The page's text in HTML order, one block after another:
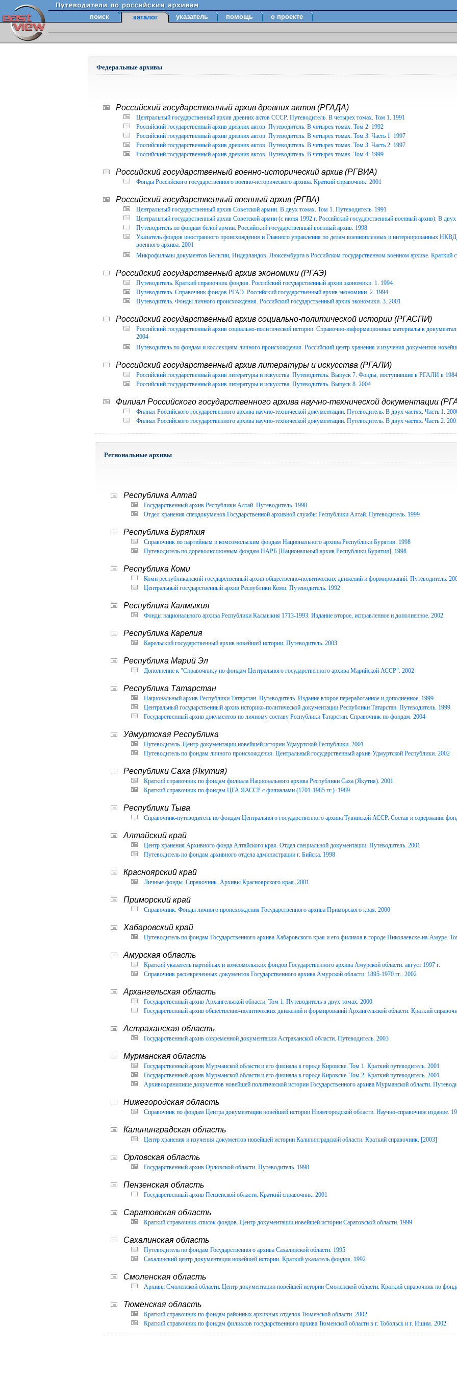
поиск каталог указатель помощь о проекте
Федеральные архивы
Российский государственный архив древних актов (РГАДА)
Центральный государственный архив древних актов СССР. Путеводитель. В четырех томах. Том 1. 1991
Российский государственный архив древних актов. Путеводитель. В четырех томах. Том 2. 1992
Российский государственный архив древних актов. Путеводитель. В четырех томах. Том 3. Часть 1. 1997
Российский государственный архив древних актов. Путеводитель. В четырех томах. Том 3. Часть 2. 1997
Российский государственный архив древних актов. Путеводитель. В четырех томах. Том 4. 1999
Российский государственный военно-исторический архив (РГВИА)
Фонды Российского государственного военно-исторического архива. Краткий справочник. 2001
Российский государственный военный архив (РГВА)
Центральный государственный архив Советской армии. В двух томах. Том 1. Путеводитель. 1991
Центральный государственный архив Советской армии (с июня 1992 г. Российский государственный военный архив). В
Путеводитель по фондам белой армии. Российский государственный военный архив. 1998
Указатель фондов иностранного происхождения и Главного управления по делам военнопленных и интернированных
военного архива. 2001
Микрофильмы документов Бельгии, Нидерландов, Люксембурга в Российском государственном военном архиве. Краткий
Российский государственный архив экономики (РГАЭ)
Путеводитель. Краткий справочник фондов. Российский государственный архив экономики. 1. 1994
Путеводитель. Справочник фондов РГАЭ. Российский государственный архив экономики. 2. 1994
Путеводитель. Фонды личного происхождения. Российский государственный архив экономики. 3. 2001
Российский государственный архив социально-политической истории (РГАСПИ)
Российский государственный архив социально-политической истории. Справочно-информационные материалы к
2004
Путеводитель по фондам и коллекциям личного происхождения. Российский центр хранения и изучения документов
Российский государственный архив литературы и искусства (РГАЛИ)
Российский государственный архив литературы и искусства. Путеводитель. Выпуск 7. Фонды, поступившие в РГАЛИ в
Российский государственный архив литературы и искусства. Путеводитель. Выпуск 8. 2004
Филиал Российского государственного архива научно-технической документации
Филиал Российского государственного архива научно-технической документации. Путеводитель. В двух частях. Часть 1.
Филиал Российского государственного архива научно-технической документации. Путеводитель. В двух частях. Часть 2.
Региональные архивы
Республика Алтай
Государственный архив Республики Алтай. Путеводитель. 1998
Отдел хранения спецдокуменов Государственной архивной службы Республики Алтай. Путеводитель. 1999
Республика Бурятия
Справочник по партийным и комсомольским фондам Национального архива Республики Бурятия. 1998
Путеводитель по дореволюционным фондам НАРБ [Национальный архив Республики Бурятия]. 1998
Республика Коми
Коми республиканский государственный архив общественно-политических движений и формирований. Путеводитель.
Центральный государственный архив Республики Коми. Путеводитель. 1992
Республика Калмыкия
Фонды национального архива Республики Калмыкия 1713-1993. Издание второе, исправленное и дополненное. 2002
Республика Карелия
Карельский государственный архив новейшей истории. Путеводитель. 2003
Республика Марий Эл
Дополнение к "Справочнику по фондам Центрального государственного архива Марийской АССР". 2002
Республика Татарстан
Национальный архив Республики Татарстан. Путеводитель. Издание второе переработанное и дополненное. 1999
Центральный государственный архив историко-политической документации Республики Татарстан. Путеводитель. 1999
Государственный архив документов по личному составу Республики Татарстан. Справочник по фондам. 2004
Удмуртская Республика
Путеводитель. Центр документации новейшей истории Удмуртской Республики. 2001
Путеводитель по фондам личного происхождения. Центральный государственный архив Удмуртской Республики. 2002
Республики Саха (Якутия)
Краткий справочник по фондам филиала Национального архива Республики Саха (Якутия). 2001
Краткий справочник по фондам ЦГА ЯАССР с филиалами (1701-1985 гг.). 1989
Республики Тыва
Справочник-путеводитель по фондам Центрального государственного архива Тувинской АССР. Состав и содержание
Алтайский край
Центр хранения Архивного фонда Алтайского края. Отдел специальной документации. Путеводитель. 2001
Путеводитель по фондам архивного отдела администрации г. Бийска. 1998
Красноярский край
Личные фонды. Справочник. Архивы Красноярского края. 2001
Приморский край
Справочник. Фонды личного происхождения Государственного архива Приморского края. 2000
Хабаровский край
Путеводитель по фондам Государственного архива Хабаровского края и его филиала в городе Николаевске-на-Амуре.
Амурская область
Краткий указатель партийных и комсомольских фондов Государственного архива Амурской области. август 1997 г.
Справочник рассекреченных документов Государственного архива Амурской области. 1895-1970 гг.. 2002
Архангельская область
Государственный архив Архангельской области. Том 1. Путеводитель в двух томах. 2000
Государственный архив общественно-политических движений и формирований Архангельской области. Краткий
Астраханская область
Государственный архив современной документации Астраханской области. Путеводитель. 2003
Мурманская область
Государственный архив Мурманской области и его филиала в городе Кировске. Том 1. Краткий путеводитель. 2001
Государственный архив Мурманской области и его филиала в городе Кировске. Том 2. Краткий путеводитель. 2001
Архивохранилище документов новейшей политической истории Государственного архива Мурманской области.
Нижегородская область
Справочник по фондам Центра документации новейшей истории Нижегородской области. Научно-справочное издание.
Калининградская область
Центр хранения и изучения документов новейшей истории Калининградской области. Краткий справочник. [2003]
Орловская область
Государственный архив Орловской области. Путеводитель. 1998
Пензенская область
Государственный архив Пензенской области. Краткий справочник. 2001
Саратовская область
Краткий справочник-список фондов. Центр документации новейшей истории Саратовской области. 1999
Сахалинская область
Путеводитель по фондам Государственного архива Сахалинской области. 1995
Сахалинский центр документации новейшей истории. Краткий указатель фондов. 1992
Смоленская область
Архивы Смоленской области. Центр документации новейшей истории Смоленской области. Краткий справочник по
Тюменская область
Краткий справочник по фондам районных архивных отделов Тюменской области. 2002
Краткий справочник по фондам филиалов государственного архива Тюменской области в г. Тобольск и г. Ишим. 2002